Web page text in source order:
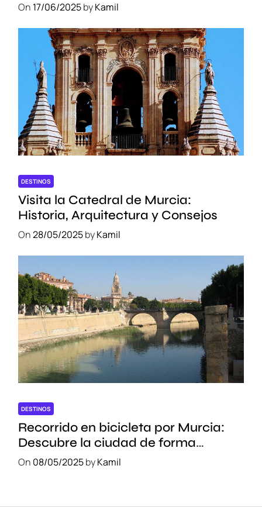
On 17/06/2025byKamil
DESTINOS
Visita la Catedral de Murcia:
Historia, Arquitectura y Consejos
On28/05/2025byKamil
DESTINOS
Recorrido en bicicleta por Murcia:
Descubre la ciudad de forma
sostenible
On 08/05/2025byKamil